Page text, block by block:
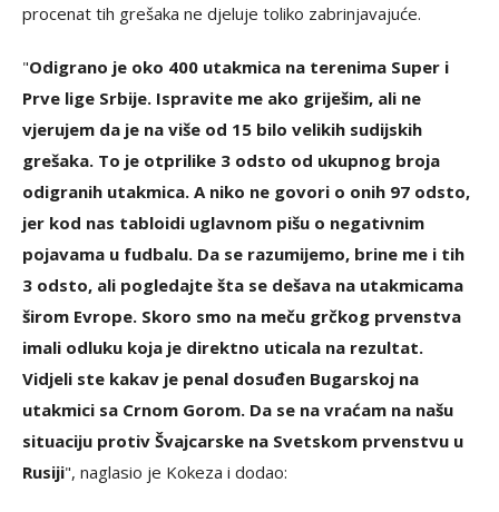
procenat tih grešaka ne djeluje toliko zabrinjavajuće.
"Odigrano je oko 400 utakmica na terenima Super i
Prve lige Srbije. Ispravite me ako griješim, ali ne
vjerujem da je na više od 15 bilo velikih sudijskih
grešaka. To je otprilike 3 odsto od ukupnog broja
odigranih utakmica. A niko ne govori o onih 97 odsto,
jer kod nas tabloidi uglavnom pišu o negativnim
pojavama u fudbalu. Da se razumijemo, brine me i tih
3 odsto, ali pogledajte šta se dešava na utakmicama
širom Evrope. Skoro smo na meču grčkog prvenstva
imali odluku koja je direktno uticala na rezultat.
Vidjeli ste kakav je penal dosuđen Bugarskoj na
utakmici sa Crnom Gorom. Da se na vraćam na našu
situaciju protiv Švajcarske na Svetskom prvenstvu u
Rusiji", naglasio je Kokeza i dodao: